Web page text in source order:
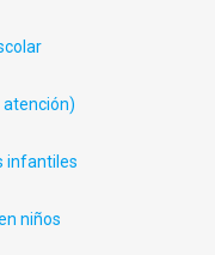
atención)
infantiles
niños